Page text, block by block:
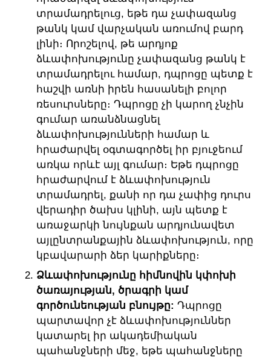
տրամադրելուց, եթե դա չափազանց
թանկ կամ վարչական առումով բարդ
լինի։ Որոշելով, թե արդյոք
ձևափոխությունը չափազանց թանկ է
տրամադրելու համար, դպրոցը պետք է
հաշվի առնի իրեն հասանելի բոլոր
ռեսուրսները։ Դպրոցը չի կարող չնչին
գումար առանձնացնել
ձևափոխությունների համար և
հրաժարվել օգտագործել իր բյուջեում
առկա որևէ այլ գումար։ Եթե դպրոցը
հրաժարվում է ձևափոխություն
տրամադրել, քանի որ դա չափից դուրս
վերադիր ծախս կլինի, այն պետք է
առաջարկի նույնքան արդյունավետ
այլընտրանքային ձևափոխություն, որը
կբավարարի ձեր կարիքները։
Ձևափոխությունը հիմնովին կփոխի
ծառայության, ծրագրի կամ
գործունեության բնույթը: Դպրոցը
պարտավոր չէ ձևափոխություններ
կատարել իր ակադեմիական
պահանջների մեջ, եթե պահանջները